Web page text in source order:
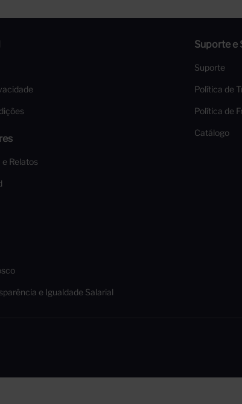
e Relatos
e Igualdade Salarial
Suporte e
Suporte
Política de
Política de
Catálogo